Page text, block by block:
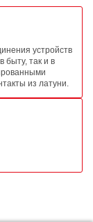
устройств
быту, так и в
из латуни.